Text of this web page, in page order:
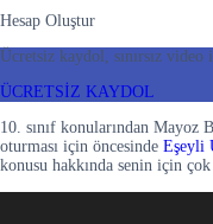
Hesap Oluştur
Ücretsiz kaydol, sınırsız
ÜCRETSİZ KAYDOL
10. sınıf konularından Mayoz
oturması için öncesinde Eşeyli
konusu hakkında senin için çok